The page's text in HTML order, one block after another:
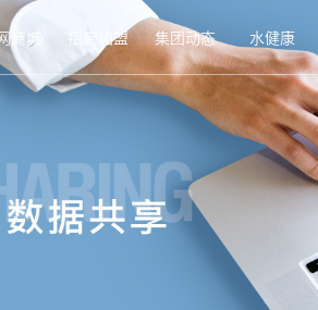
商城 招商加盟 集团动态 水健康